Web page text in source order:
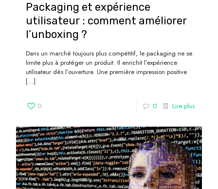
Packaging et expérience
utilisateur : comment améliorer
l’unboxing ?
Dans un marché toujours plus compétitif, le packaging ne se
limite plus à protéger un produit. Il enrichit l’expérience
utilisateur dès l’ouverture. Une première impression positive
[…]
0 0 Lire plus